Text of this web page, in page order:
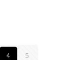
4 5